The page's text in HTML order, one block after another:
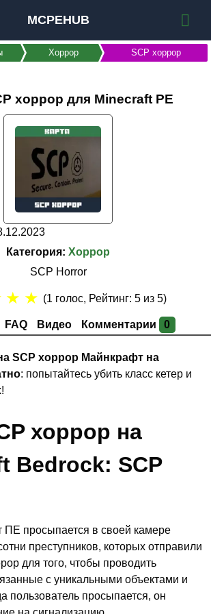
MCPEHUB
Хоррор SCP хоррор
хоррор для Minecraft PE
Категория: Хоррор
SCP Horror
FAQ Видео Комментарии 0
★ ★ (1 голос, Рейтинг:5 из 5)
SCP хоррор Майнкрафт на
: попытайтесь убить класс кетер и
хоррор на
Bedrock: SCP
ПЕ просыпается в своей камере
преступников, которых отправили
для того, чтобы проводить
с уникальными объектами и
пользователь просыпается, он